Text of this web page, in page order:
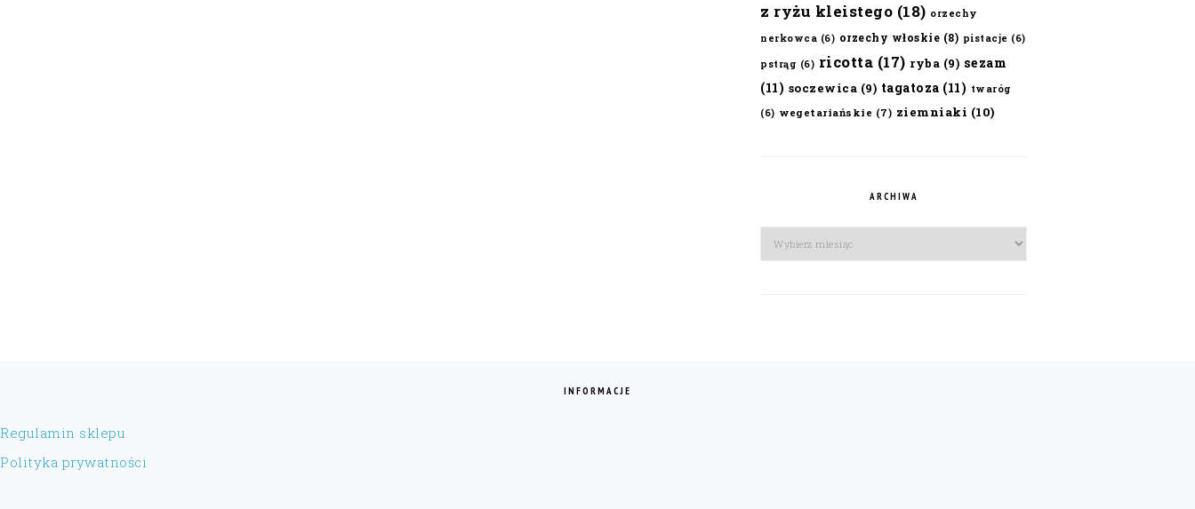
z ryżu kleistego (18) orzechy
nerkowca (6) orzechy włoskie (8) pistacje (6)
pstrąg (6) ricotta (17) ryba (9) sezam
(11) soczewica (9) tagatoza (11) twaróg
(6) wegetariańskie (7) ziemniaki (10)
ARCHIWA
Archiwa
INFORMACJE
Regulamin sklepu
Polityka prywatności